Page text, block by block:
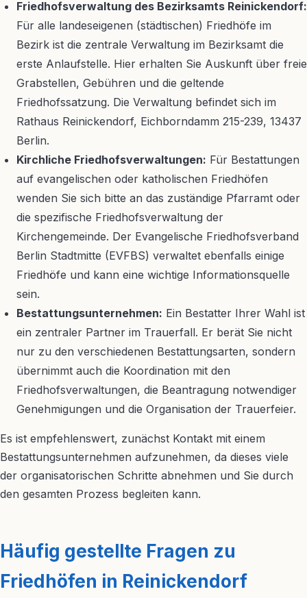
Friedhofsverwaltung des Bezirksamts Reinickendorf:
Für alle landeseigenen (städtischen) Friedhöfe im
Bezirk ist die zentrale Verwaltung im Bezirksamt die
erste Anlaufstelle. Hier erhalten Sie Auskunft über freie
Grabstellen, Gebühren und die geltende
Friedhofssatzung. Die Verwaltung befindet sich im
Rathaus Reinickendorf, Eichborndamm 215-239, 13437
Berlin.
Kirchliche Friedhofsverwaltungen: Für Bestattungen
auf evangelischen oder katholischen Friedhöfen
wenden Sie sich bitte an das zuständige Pfarramt oder
die spezifische Friedhofsverwaltung der
Kirchengemeinde. Der Evangelische Friedhofsverband
Berlin Stadtmitte (EVFBS) verwaltet ebenfalls einige
Friedhöfe und kann eine wichtige Informationsquelle
sein.
Bestattungsunternehmen: Ein Bestatter Ihrer Wahl ist
ein zentraler Partner im Trauerfall. Er berät Sie nicht
nur zu den verschiedenen Bestattungsarten, sondern
übernimmt auch die Koordination mit den
Friedhofsverwaltungen, die Beantragung notwendiger
Genehmigungen und die Organisation der Trauerfeier.
Es ist empfehlenswert, zunächst Kontakt mit einem
Bestattungsunternehmen aufzunehmen, da dieses viele
der organisatorischen Schritte abnehmen und Sie durch
den gesamten Prozess begleiten kann.
Häufig gestellte Fragen zu
Friedhöfen in Reinickendorf